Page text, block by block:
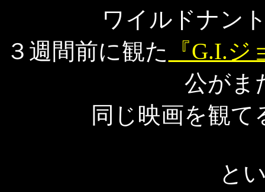
ワイルドナン
３週間前に観た
『G.I.
公がま
同じ映画を観
と